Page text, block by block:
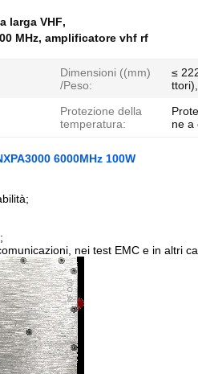
larga VHF,
MHz, amplificatore vhf rf
Dimensioni ((mm)
/Peso:
≤
Protezione della
temperatura:
ne a
6000MHz 100W
nei test EMC e in altri